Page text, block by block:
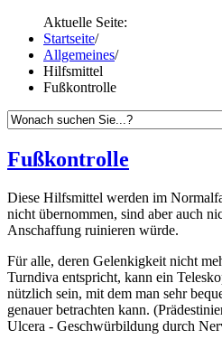
Aktuelle Seite:
Startseite/
Allgemeines/
Hilfsmittel
Fußkontrolle
Fußkontrolle
Diese Hilfsmittel werden im
nicht übernommen, sind aber auch
Anschaffung ruinieren würde.
Für alle, deren Gelenkigkeit nicht
Turndiva entspricht, kann ein
nützlich sein, mit dem man sehr
genauer betrachten kann.
Ulcera - Geschwürbildung durch